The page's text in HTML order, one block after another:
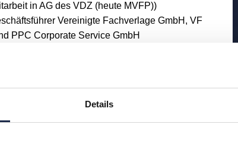
Details
in AG des VDZ (heute MVFP))
Vereinigte Fachverlage GmbH, VF
PPC Corporate Service GmbH
des Heinrich Bauer Verlags,
der VU Verlagsunion KG (heute DMV)